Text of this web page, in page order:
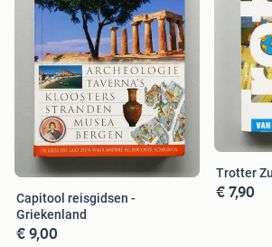
Capitool reisgidsen -
Griekenland
€ 9,00
€ 7,90